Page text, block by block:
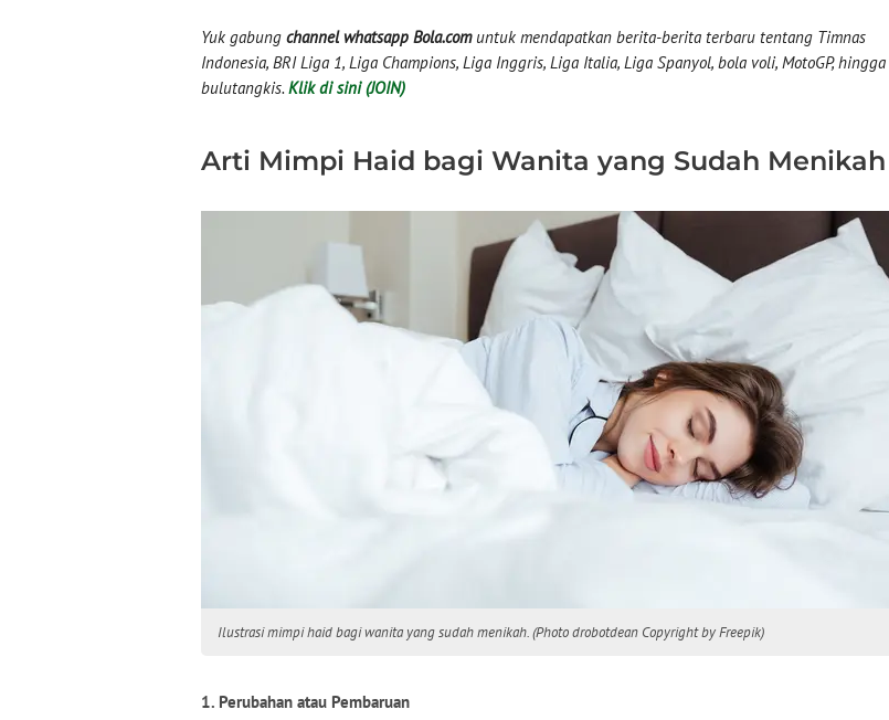
Yuk gabung channel whatsapp Bola.comuntuk mendapatkan berita-berita terbaru tentang Timnas
Indonesia, BRI Liga 1, Liga Champions, Liga Inggris, Liga Italia, Liga Spanyol, bola voli, MotoGP, hingga
bulutangkis. Klik di sini (JOIN)
Arti Mimpi Haid bagi Wanita yang Sudah Menikah
Ilustrasi mimpi haid bagi wanita yang sudah menikah. (Photo drobotdean Copyright by Freepik)
1. Perubahan atau Pembaruan